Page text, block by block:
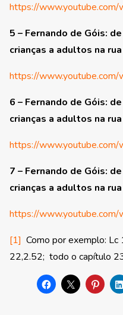
https://www.youtube.com/
5 – Fernando de Góis:
crianças a adultos na
https://
6 – Fernando de Góis:
crianças a adultos na
https://
7 – Fernando de Góis:
crianças a adultos na
https://www.youtube.com/
[1] Como por exemplo:
22,2.52; todo o capítulo